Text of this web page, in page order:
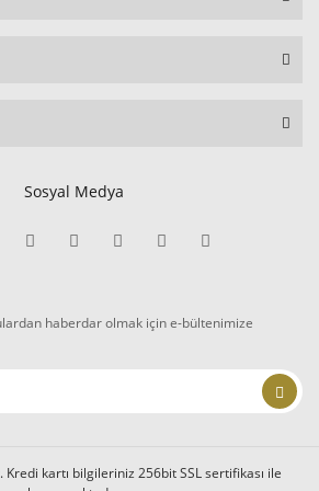
Sosyal Medya
haberdar olmak için e-bültenimize
Kredi kartı bilgileriniz 256bit SSL sertifikası ile